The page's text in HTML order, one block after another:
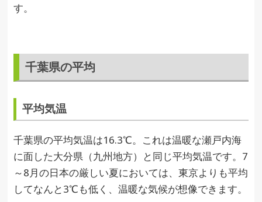
す。
千葉県の平均
平均気温
千葉県の平均気温は16.3℃。これは温暖な瀬戸内海
に面した大分県（九州地方）と同じ平均気温です。7
～8月の日本の厳しい夏においては、東京よりも平均
してなんと3℃も低く、温暖な気候が想像できます。